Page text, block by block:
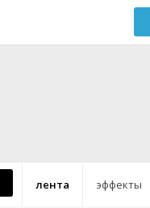
лента эффекты